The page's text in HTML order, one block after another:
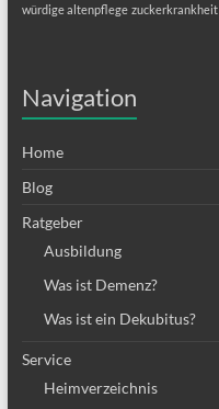
würdige altenpflege zuckerkrankheit
Navigation
Home
Blog
Ratgeber
Ausbildung
Was ist Demenz?
Was ist ein Dekubitus?
Service
Heimverzeichnis